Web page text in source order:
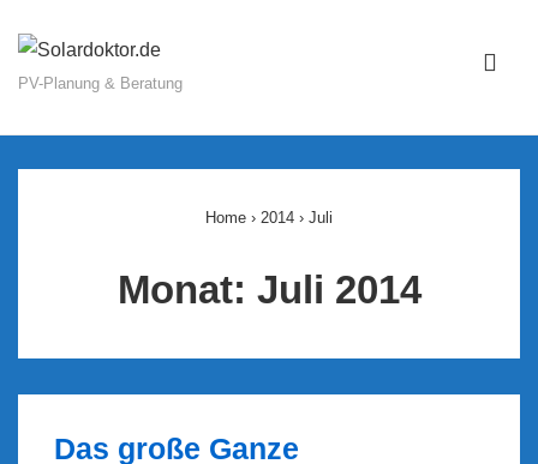
Zum
InhaltPV-Planung & Beratung
Home › 2014 › Juli
Monat: Juli 2014
Das große Ganze